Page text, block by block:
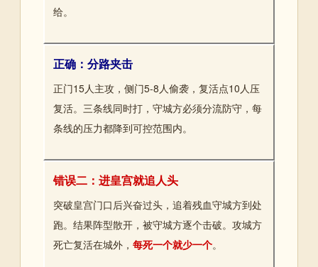
给。
正确：分路夹击
正门15人主攻，侧门5-8人偷袭，复活点10人压
复活。三条线同时打，守城方必须分流防守，每
条线的压力都降到可控范围内。
错误二：进皇宫就追人头
突破皇宫门口后兴奋过头，追着残血守城方到处
跑。结果阵型散开，被守城方逐个击破。攻城方
死亡复活在城外， 每死一个就少一个。